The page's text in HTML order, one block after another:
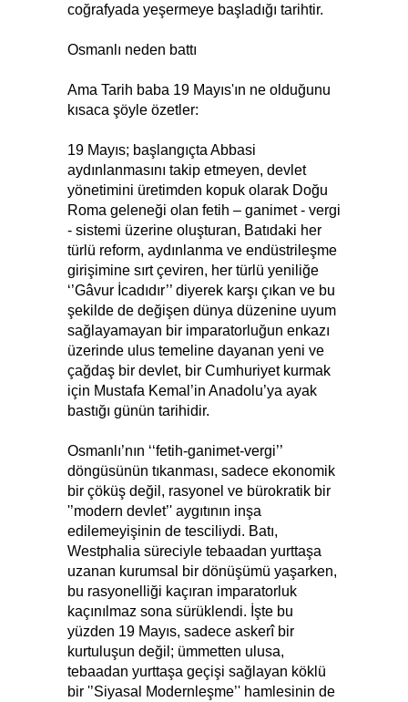
coğrafyada yeşermeye başladığı tarihtir.
Osmanlı neden battı
Ama Tarih baba 19 Mayıs'ın ne olduğunu
kısaca şöyle özetler:
19 Mayıs; başlangıçta Abbasi
aydınlanmasını takip etmeyen, devlet
yönetimini üretimden kopuk olarak Doğu
Roma geleneği olan fetih – ganimet - vergi
- sistemi üzerine oluşturan, Batıdaki her
türlü reform, aydınlanma ve endüstrileşme
girişimine sırt çeviren, her türlü yeniliğe
‘’Gâvur İcadıdır’’ diyerek karşı çıkan ve bu
şekilde de değişen dünya düzenine uyum
sağlayamayan bir imparatorluğun enkazı
üzerinde ulus temeline dayanan yeni ve
çağdaş bir devlet, bir Cumhuriyet kurmak
için Mustafa Kemal’in Anadolu’ya ayak
bastığı günün tarihidir.
Osmanlı’nın ‘‘fetih-ganimet-vergi’’
döngüsünün tıkanması, sadece ekonomik
bir çöküş değil, rasyonel ve bürokratik bir
'’modern devlet’' aygıtının inşa
edilemeyişinin de tesciliydi. Batı,
Westphalia süreciyle tebaadan yurttaşa
uzanan kurumsal bir dönüşümü yaşarken,
bu rasyonelliği kaçıran imparatorluk
kaçınılmaz sona sürüklendi. İşte bu
yüzden 19 Mayıs, sadece askerî bir
kurtuluşun değil; ümmetten ulusa,
tebaadan yurttaşa geçişi sağlayan köklü
bir '’Siyasal Modernleşme’' hamlesinin de